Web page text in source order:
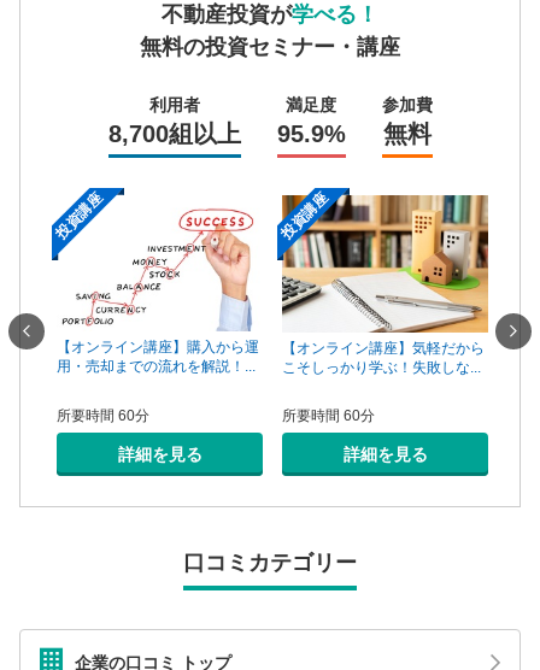
不動産投資が学べる！
無料の投資セミナー・講座
利用者
8,700組以上
満足度
95.9%
参加費
無料
手は
投資講座
【オンライン講座】購入から運
用・売却までの流れを解説！...
所要時間 60分
詳細を見る
投資講座
【オンライン講座】気軽だから
こそしっかり学ぶ！失敗しな...
所要時間 60分
詳細を見る
【オ
口コミカテゴリー
企業の口コミ トップ